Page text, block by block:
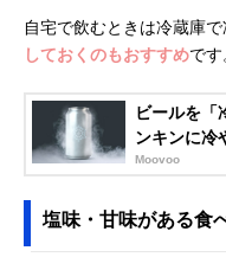
自宅で飲むときは冷蔵庫で
しておくのもおすすめです
ビールを「
ンキンに冷
Moovoo
塩味・甘味がある食